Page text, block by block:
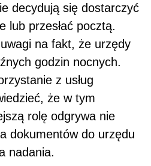
decydują się dostarczyć
lub przesłać pocztą.
na fakt, że urzędy
godzin nocnych.
z usług
że w tym
rolę odgrywa nie
dokumentów do urzędu
nadania.